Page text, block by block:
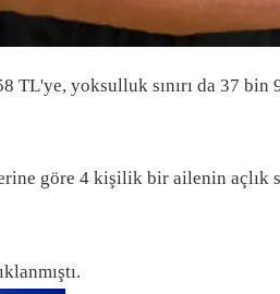
TL'ye, yoksulluk sınırı da 37
göre 4 kişilik bir ailenin açlık